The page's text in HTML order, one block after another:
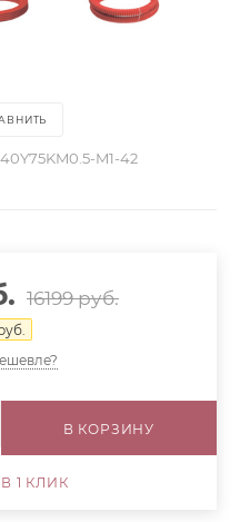
M1-42
16199руб.
В КОРЗИНУ
1 КЛИК